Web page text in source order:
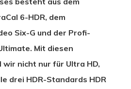
6-HDR, dem
Six-G und der Profi-
Mit diesen
nicht nur für Ultra HD,
drei HDR-Standards HDR